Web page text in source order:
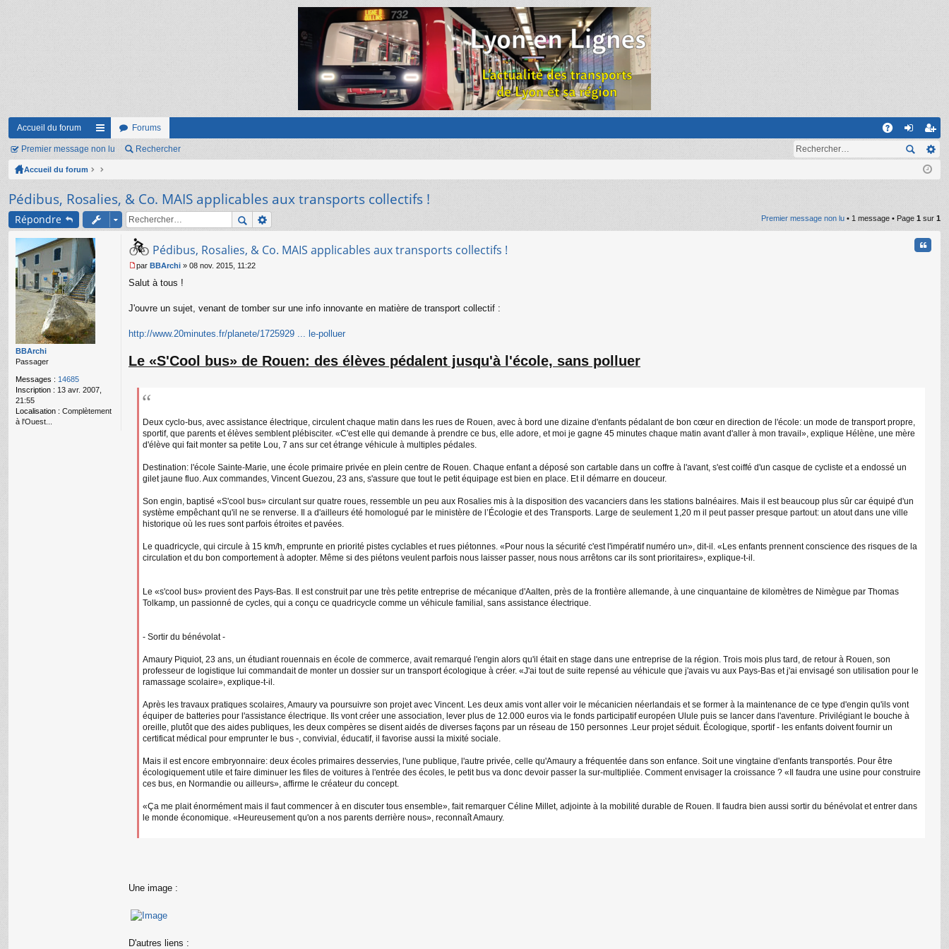
Accueil du forum
ac
co
ur
ci
s
Forums
on ns
cri
Premier message non lu Rechercher
Accueil du forum
Pédibus, Rosalies, & Co. MAIS applicables aux transports collectifs !
Répondre Premier message non lu • 1 message • Page 1 sur 1
BBArchi
Passager
Messages : 14685
Inscription : 13 avr. 2007,
21:55
Localisation : Complètement
à l'Ouest...
Pédibus, Rosalies, & Co. MAIS applicables aux transports collectifs !
e
s
e
o
n
u
par BBArchi » 08 nov. 2015, 11:22
Salut à tous !
J'ouvre un sujet, venant de tomber sur une info innovante en matière de transport collectif :
http://www.20minutes.fr/planete/1725929 ... le-polluer
Le «S'Cool bus» de Rouen: des élèves pédalent jusqu'à l'école, sans polluer
Deux cyclo-bus, avec assistance électrique, circulent chaque matin dans les rues de Rouen, avec à bord une dizaine d'enfants pédalant de bon cœur en direction de l'école: un mode de transport propre,
sportif, que parents et élèves semblent plébisciter. «C'est elle qui demande à prendre ce bus, elle adore, et moi je gagne 45 minutes chaque matin avant d'aller à mon travail», explique Hélène, une mère
d'élève qui fait monter sa petite Lou, 7 ans sur cet étrange véhicule à multiples pédales.
Destination: l'école Sainte-Marie, une école primaire privée en plein centre de Rouen. Chaque enfant a déposé son cartable dans un coffre à l'avant, s'est coiffé d'un casque de cycliste et a endossé un
gilet jaune fluo. Aux commandes, Vincent Guezou, 23 ans, s'assure que tout le petit équipage est bien en place. Et il démarre en douceur.
Son engin, baptisé «S'cool bus» circulant sur quatre roues, ressemble un peu aux Rosalies mis à la disposition des vacanciers dans les stations balnéaires. Mais il est beaucoup plus sûr car équipé d'un
système empêchant qu'il ne se renverse. Il a d'ailleurs été homologué par le ministère de l’Écologie et des Transports. Large de seulement 1,20 m il peut passer presque partout: un atout dans une ville
historique où les rues sont parfois étroites et pavées.
Le quadricycle, qui circule à 15 km/h, emprunte en priorité pistes cyclables et rues piétonnes. «Pour nous la sécurité c'est l'impératif numéro un», dit-il. «Les enfants prennent conscience des risques de la
circulation et du bon comportement à adopter. Même si des piétons veulent parfois nous laisser passer, nous nous arrêtons car ils sont prioritaires», explique-t-il.
Le «s'cool bus» provient des Pays-Bas. Il est construit par une très petite entreprise de mécanique d'Aalten, près de la frontière allemande, à une cinquantaine de kilomètres de Nimègue par Thomas
Tolkamp, un passionné de cycles, qui a conçu ce quadricycle comme un véhicule familial, sans assistance électrique.
- Sortir du bénévolat -
Amaury Piquiot, 23 ans, un étudiant rouennais en école de commerce, avait remarqué l'engin alors qu'il était en stage dans une entreprise de la région. Trois mois plus tard, de retour à Rouen, son
professeur de logistique lui commandait de monter un dossier sur un transport écologique à créer. «J'ai tout de suite repensé au véhicule que j'avais vu aux Pays-Bas et j'ai envisagé son utilisation pour le
ramassage scolaire», explique-t-il.
Après les travaux pratiques scolaires, Amaury va poursuivre son projet avec Vincent. Les deux amis vont aller voir le mécanicien néerlandais et se former à la maintenance de ce type d'engin qu'ils vont
équiper de batteries pour l'assistance électrique. Ils vont créer une association, lever plus de 12.000 euros via le fonds participatif européen Ulule puis se lancer dans l'aventure. Privilégiant le bouche à
oreille, plutôt que des aides publiques, les deux compères se disent aidés de diverses façons par un réseau de 150 personnes .Leur projet séduit. Écologique, sportif - les enfants doivent fournir un
certificat médical pour emprunter le bus -, convivial, éducatif, il favorise aussi la mixité sociale.
Mais il est encore embryonnaire: deux écoles primaires desservies, l'une publique, l'autre privée, celle qu'Amaury a fréquentée dans son enfance. Soit une vingtaine d'enfants transportés. Pour être
écologiquement utile et faire diminuer les files de voitures à l'entrée des écoles, le petit bus va donc devoir passer la sur-multipliée. Comment envisager la croissance ? «Il faudra une usine pour construire
ces bus, en Normandie ou ailleurs», affirme le créateur du concept.
«Ça me plait énormément mais il faut commencer à en discuter tous ensemble», fait remarquer Céline Millet, adjointe à la mobilité durable de Rouen. Il faudra bien aussi sortir du bénévolat et entrer dans
le monde économique. «Heureusement qu'on a nos parents derrière nous», reconnaît Amaury.
Une image :
D'autres liens :